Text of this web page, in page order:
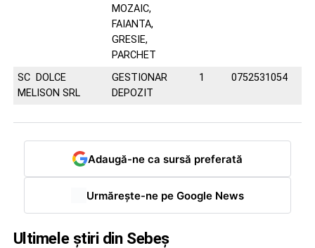
MOZAIC,
FAIANTA,
GRESIE,
PARCHET
SC DOLCE
MELISON SRL
GESTIONAR
DEPOZIT
1 0752531054
Adaugă-ne ca sursă preferată
Urmărește-ne pe Google News
Ultimele știri din Sebeș